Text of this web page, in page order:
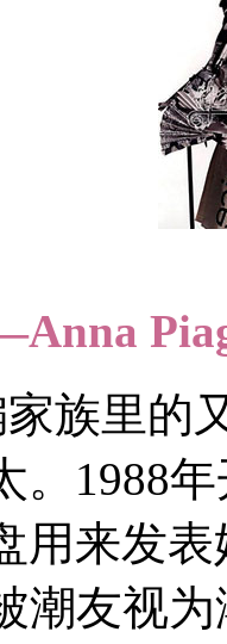
家族里
。1988
用来发
潮友视